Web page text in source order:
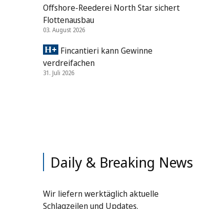
Offshore-Reederei North Star sichert
Flottenausbau
03. August 2026
Fincantieri kann Gewinne
verdreifachen
31. Juli 2026
Daily & Breaking News
Wir liefern werktäglich aktuelle
Schlagzeilen und Updates.